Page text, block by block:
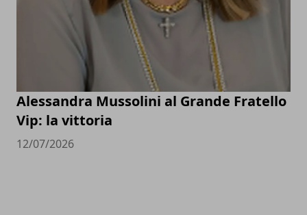
Alessandra Mussolini al Grande Fratello
Vip: la vittoria
12/07/2026